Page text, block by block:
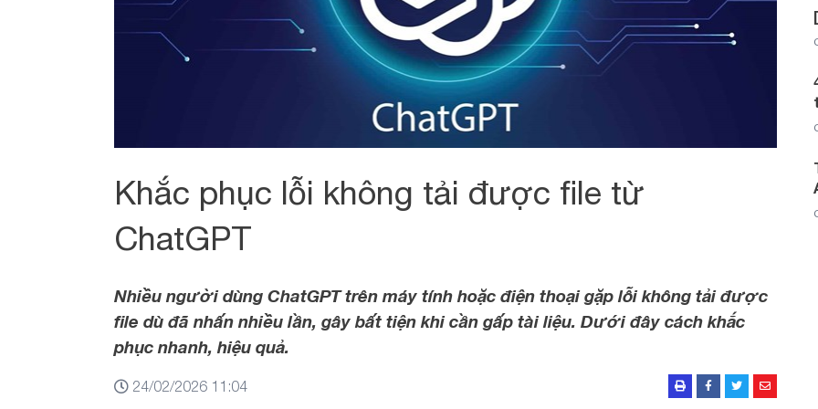
Khắc phục lỗi không tải được file từ
ChatGPT
Nhiều người dùng ChatGPT trên máy tính hoặc điện thoại gặp lỗi không tải được
file dù đã nhấn nhiều lần, gây bất tiện khi cần gấp tài liệu. Dưới đây cách khắc
phục nhanh, hiệu quả.
24/02/2026 11:04